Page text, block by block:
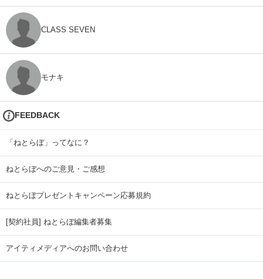
CLASS SEVEN
モナキ
FEEDBACK
「ねとらぼ」ってなに？
ねとらぼへのご意見・ご感想
ねとらぼプレゼントキャンペーン応募規約
[契約社員] ねとらぼ編集者募集
アイティメディアへのお問い合わせ